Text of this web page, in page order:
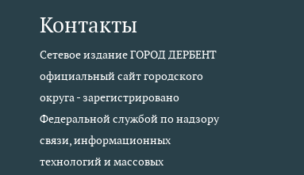
Контакты
Сетевое издание ГОРОД ДЕРБЕНТ
официальный сайт городского
округа - зарегистрировано
Федеральной службой по надзору
связи, информационных
технологий и массовых